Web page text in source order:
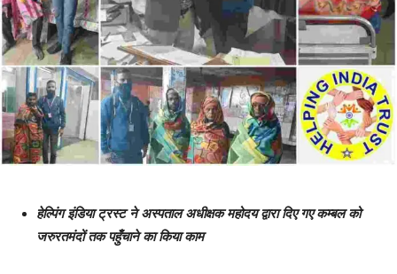
हेल्पिंग इंडिया ट्रस्ट ने अस्पताल अधीक्षक महोदय द्वारा दिए गए कम्बल को
जरुरतमंदों तक पहुँचाने का किया काम